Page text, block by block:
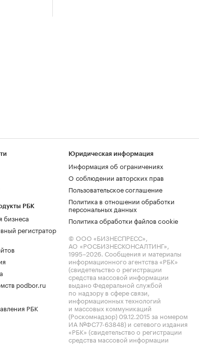
РБК
бизнеса
регистратор
podbor.ru
РБК
Юридическая информация
Информация об ограничениях
О соблюдении авторских прав
Пользовательское соглашение
Политика в отношении обработки
персональных данных
Политика обработки файлов cookie
© ООО «БИЗНЕСПРЕСС»,
АО «РОСБИЗНЕСКОНСАЛТИНГ»,
1995–2026. Сообщения и материалы
информационного агентства «РБК»
(свидетельство о регистрации
средства массовой информации
выдано Федеральной службой
по надзору в сфере связи,
информационных технологий
и массовых коммуникаций
(Роскомнадзор) 09.12.2015 за номером
ИА №ФС77-63848) и сетевого издания
«РБК» (свидетельство о регистрации
средства массовой информации